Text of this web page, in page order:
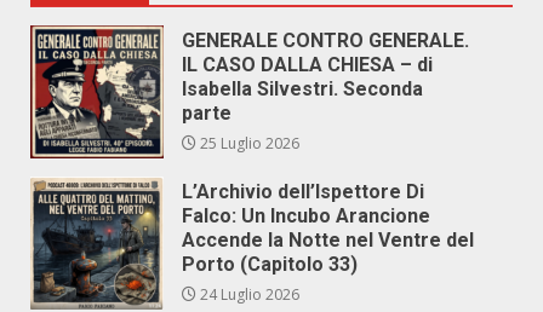
GENERALE CONTRO GENERALE.
IL CASO DALLA CHIESA – di
Isabella Silvestri. Seconda
parte
25 Luglio 2026
L’Archivio dell’Ispettore Di
Falco: Un Incubo Arancione
Accende la Notte nel Ventre del
Porto (Capitolo 33)
24 Luglio 2026